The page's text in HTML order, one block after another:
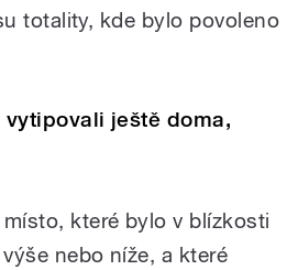
totality, kde bylo povoleno
ještě doma,
které bylo v blízkosti
nebo níže, a které